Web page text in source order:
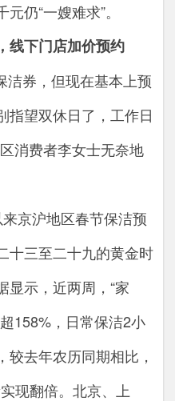
仍“一嫂难求”。
线下门店加价预约
洁券，但现在基本上预
指望双休日了，工作日
消费者李女士无奈地
京沪地区春节保洁预
十三至二十九的黄金时
显示，近两周，“家
158%，日常保洁2小
去年农历同期相比，
现翻倍。北京、上